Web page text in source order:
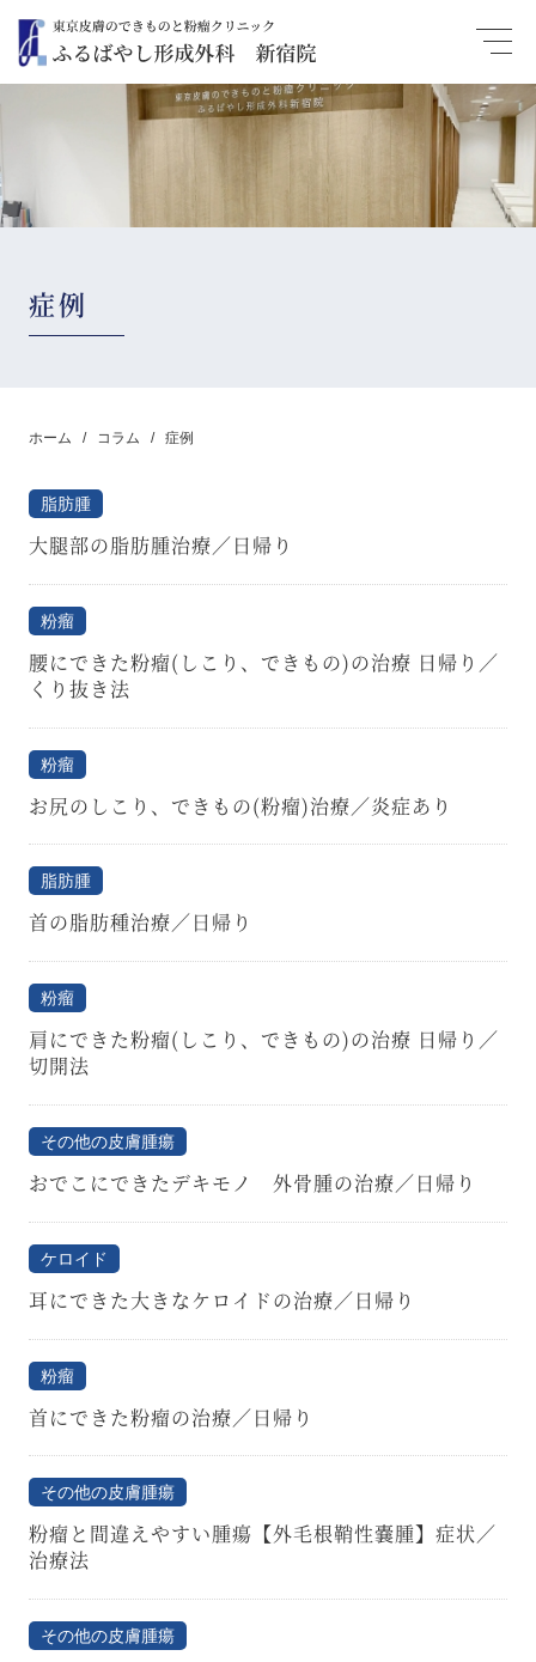
症例
ホーム コラム 症例
脂肪腫
大腿部の脂肪腫治療／日帰り
粉瘤
腰にできた粉瘤(しこり、できもの)の治療 日帰り／
くり抜き法
粉瘤
お尻のしこり、できもの(粉瘤)治療／炎症あり
脂肪腫
首の脂肪種治療／日帰り
粉瘤
肩にできた粉瘤(しこり、できもの)の治療 日帰り／
切開法
その他の皮膚腫瘍
おでこにできたデキモノ 外骨腫の治療／日帰り
ケロイド
耳にできた大きなケロイドの治療／日帰り
粉瘤
首にできた粉瘤の治療／日帰り
その他の皮膚腫瘍
粉瘤と間違えやすい腫瘍【外毛根鞘性嚢腫】症状／
治療法
その他の皮膚腫瘍